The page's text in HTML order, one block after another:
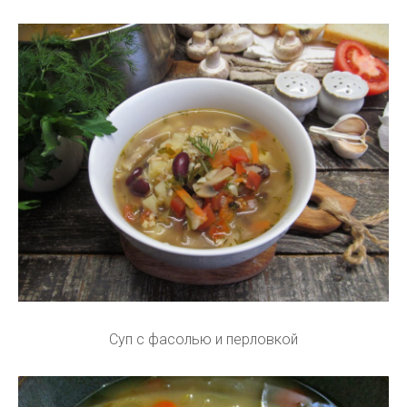
Суп с фасолью и перловкой